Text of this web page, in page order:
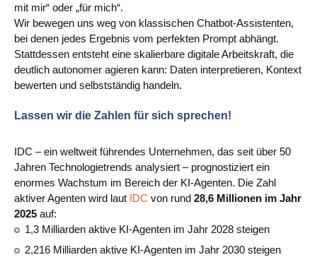
mit mir“ oder „für mich“.
Wir bewegen uns weg von klassischen Chatbot-Assistenten,
bei denen jedes Ergebnis vom perfekten Prompt abhängt.
Stattdessen entsteht eine skalierbare digitale Arbeitskraft, die
deutlich autonomer agieren kann: Daten interpretieren, Kontext
bewerten und selbstständig handeln.
Lassen wir die Zahlen für sich sprechen!
IDC – ein weltweit führendes Unternehmen, das seit über 50
Jahren Technologietrends analysiert – prognostiziert ein
enormes Wachstum im Bereich der KI‑Agenten. Die Zahl
aktiver Agenten wird laut IDC von rund 28,6 Millionen im Jahr
2025 auf:
1,3 Milliarden aktive KI‑Agenten im Jahr 2028 steigen
2,216 Milliarden aktive KI‑Agenten im Jahr 2030 steigen